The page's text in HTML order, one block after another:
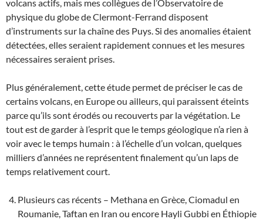
volcans actifs, mais mes collègues de l’Observatoire de
physique du globe de Clermont-Ferrand disposent
d’instruments sur la chaîne des Puys. Si des anomalies étaient
détectées, elles seraient rapidement connues et les mesures
nécessaires seraient prises.
Plus généralement, cette étude permet de préciser le cas de
certains volcans, en Europe ou ailleurs, qui paraissent éteints
parce qu’ils sont érodés ou recouverts par la végétation. Le
tout est de garder à l’esprit que le temps géologique n’a rien à
voir avec le temps humain : à l’échelle d’un volcan, quelques
milliers d’années ne représentent finalement qu’un laps de
temps relativement court.
Plusieurs cas récents – Methana en Grèce, Ciomadul en
Roumanie, Taftan en Iran ou encore Hayli Gubbi en Éthiopie